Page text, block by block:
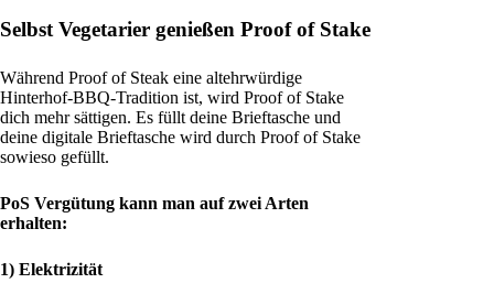
Selbst Vegetarier genießen Proof of Stake
Während Proof of Steak eine altehrwürdige
Hinterhof-BBQ-Tradition ist, wird Proof of Stake
dich mehr sättigen. Es füllt deine Brieftasche und
deine digitale Brieftasche wird durch Proof of Stake
sowieso gefüllt.
PoS Vergütung kann man auf zwei Arten
erhalten:
1) Elektrizität